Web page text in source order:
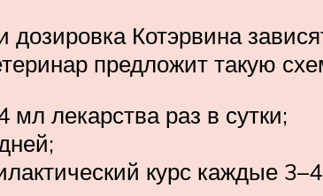
Котэрвина
предложит такую
мл лекарства раз в сутки;
курс каждые